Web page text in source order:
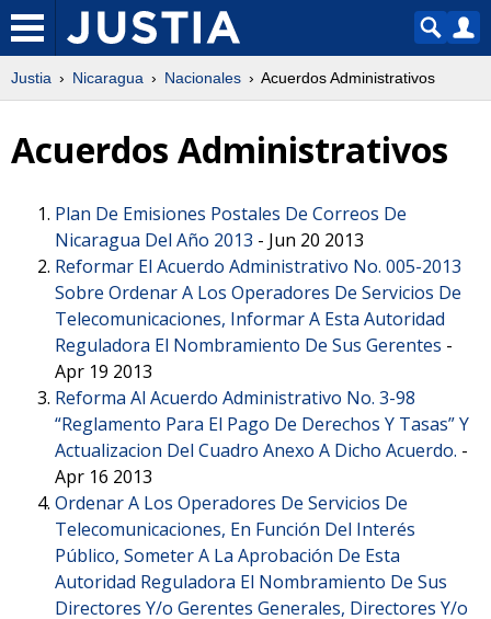
Justia Nicaragua Nacionales Acuerdos Administrativos
Acuerdos Administrativos
Plan De Emisiones Postales De Correos De
Nicaragua Del Año 2013 - Jun 20 2013
Reformar El Acuerdo Administrativo No. 005-2013
Sobre Ordenar A Los Operadores De Servicios De
Telecomunicaciones, Informar A Esta Autoridad
Reguladora El Nombramiento De Sus Gerentes -
Apr 19 2013
Reforma Al Acuerdo Administrativo No. 3-98
“Reglamento Para El Pago De Derechos Y Tasas” Y
Actualizacion Del Cuadro Anexo A Dicho Acuerdo. -
Apr 16 2013
Ordenar A Los Operadores De Servicios De
Telecomunicaciones, En Función Del Interés
Público, Someter A La Aprobación De Esta
Autoridad Reguladora El Nombramiento De Sus
Directores Y/o Gerentes Generales, Directores Y/o